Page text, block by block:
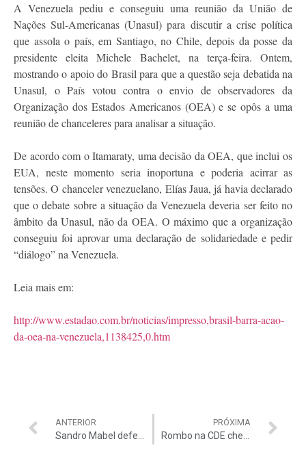
A Venezuela pediu e conseguiu uma reunião da União de
Nações Sul-Americanas (Unasul) para discutir a crise política
que assola o país, em Santiago, no Chile, depois da posse da
presidente eleita Michele Bachelet, na terça-feira. Ontem,
mostrando o apoio do Brasil para que a questão seja debatida na
Unasul, o País votou contra o envio de observadores da
Organização dos Estados Americanos (OEA) e se opôs a uma
reunião de chanceleres para analisar a situação.
De acordo com o Itamaraty, uma decisão da OEA, que inclui os
EUA, neste momento seria inoportuna e poderia acirrar as
tensões. O chanceler venezuelano, Elías Jaua, já havia declarado
que o debate sobre a situação da Venezuela deveria ser feito no
âmbito da Unasul, não da OEA. O máximo que a organização
conseguiu foi aprovar uma declaração de solidariedade e pedir
“diálogo” na Venezuela.
Leia mais em:
http://www.estadao.com.br/noticias/impresso,brasil-barra-acao-
da-oea-na-venezuela,1138425,0.htm
ANTERIOR PRÓXIMA